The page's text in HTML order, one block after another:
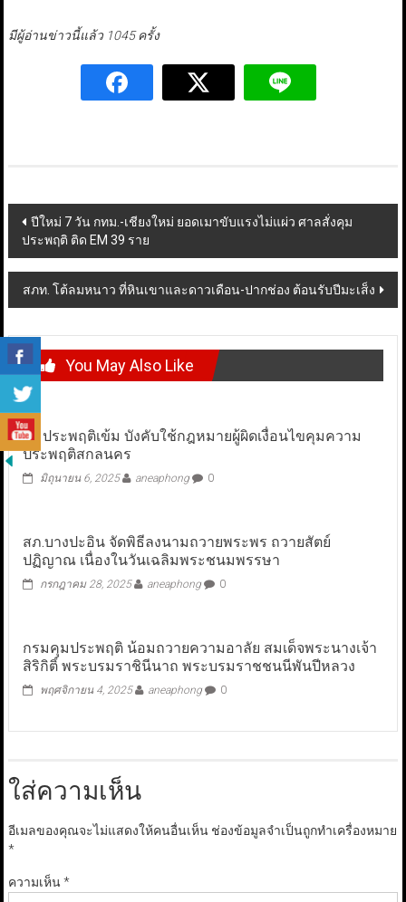
มีผู้อ่านข่าวนี้แล้ว 1045 ครั้ง
Post
navigation
ปีใหม่ 7 วัน กทม.-เชียงใหม่ ยอดเมาขับแรงไม่แผ่ว ศาลสั่งคุม
ประพฤติ ติด EM 39 ราย
สภท. โต้ลมหนาว ที่หินเขาและดาวเดือน-ปากช่อง ต้อนรับปีมะเส็ง
You May Also Like
คุมประพฤติเข้ม บังคับใช้กฎหมายผู้ผิดเงื่อนไขคุมความ
ประพฤติสกลนคร
มิถุนายน 6, 2025 aneaphong 0
สภ.บางปะอิน จัดพิธีลงนามถวายพระพร ถวายสัตย์
ปฏิญาณ เนื่องในวันเฉลิมพระชนมพรรษา
กรกฎาคม 28, 2025 aneaphong 0
กรมคุมประพฤติ น้อมถวายความอาลัย สมเด็จพระนางเจ้า
สิริกิติ์ พระบรมราชินีนาถ พระบรมราชชนนีพันปีหลวง
พฤศจิกายน 4, 2025 aneaphong 0
ใส่ความเห็น
อีเมลของคุณจะไม่แสดงให้คนอื่นเห็น ช่องข้อมูลจำเป็นถูกทำเครื่องหมาย
*
ความเห็น*